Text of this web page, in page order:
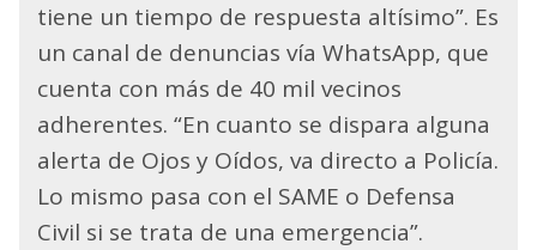
tiene un tiempo de respuesta altísimo”. Es
un canal de denuncias vía WhatsApp, que
cuenta con más de 40 mil vecinos
adherentes. “En cuanto se dispara alguna
alerta de Ojos y Oídos, va directo a Policía.
Lo mismo pasa con el SAME o Defensa
Civil si se trata de una emergencia”.